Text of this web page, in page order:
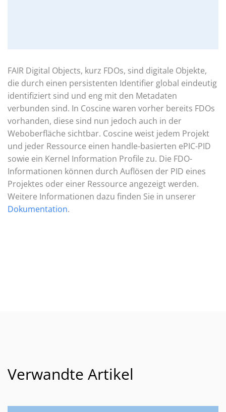
FAIR Digital Objects, kurz FDOs, sind digitale Objekte,
die durch einen persistenten Identifier global eindeutig
identifiziert sind und eng mit den Metadaten
verbunden sind. In Coscine waren vorher bereits FDOs
vorhanden, diese sind nun jedoch auch in der
Weboberfläche sichtbar. Coscine weist jedem Projekt
und jeder Ressource einen handle-basierten ePIC-PID
sowie ein Kernel Information Profile zu. Die FDO-
Informationen können durch Auflösen der PID eines
Projektes oder einer Ressource angezeigt werden.
Weitere Informationen dazu finden Sie in unserer
Dokumentation.
Verwandte Artikel